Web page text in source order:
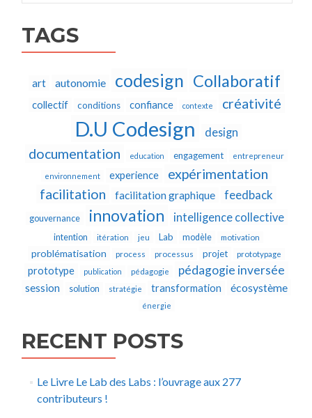
TAGS
art autonomie codesign Collaboratif
collectif conditions confiance contexte créativité
D.U Codesign design
documentation education engagement entrepreneur
environnement experience
expérimentation
facilitation
facilitation graphique feedback
gouvernance innovation intelligence collective
intention itération jeu Lab modèle motivation
problématisation process processus projet prototypage
prototype publication pédagogie pédagogie inversée
session solution stratégie transformation écosystème
énergie
RECENT POSTS
Le Livre Le Lab des Labs : l’ouvrage aux 277
contributeurs !